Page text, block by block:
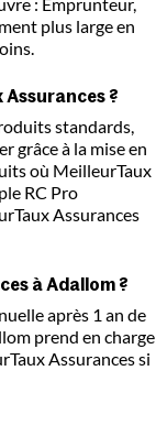
: Emprunteur,
plus large en
Assurances ?
standards,
grâce à la mise en
où MeilleurTaux
RC Pro
Assurances
à Adallom ?
après 1 an de
prend en charge
Assurances si